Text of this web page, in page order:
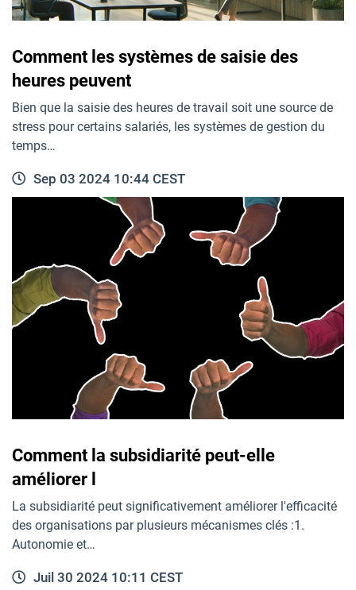
Comment les systèmes de saisie des
heures peuvent
Bien que la saisie des heures de travail soit une source de
stress pour certains salariés, les systèmes de gestion du
temps…
Sep 03 2024 10:44 CEST
Comment la subsidiarité peut-elle
améliorer l
La subsidiarité peut significativement améliorer l'efficacité
des organisations par plusieurs mécanismes clés :1.
Autonomie et…
Juil 30 2024 10:11 CEST